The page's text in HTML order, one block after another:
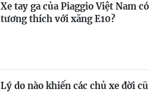
Xe tay ga của Piaggio Việt Nam có
tương thích với xăng E10?
Lý do nào khiến các chủ xe đời cũ